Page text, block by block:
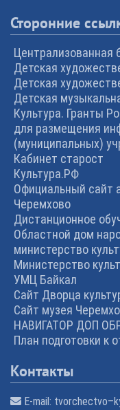
Сторонние
Централизованная
Детская
Детская
Детская
Культура. Гранты
для размещения
(муниципальных)
Кабинет старост
Культура.РФ
Официальный сайт
Черемхово
Дистанционное
Областной дом
министерство
Министерство
УМЦ Байкал
Сайт Дворца
Сайт музея
НАВИГАТОР ДОП
План подготовки к
Контакты
E-mail: